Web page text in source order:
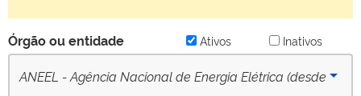
Órgão ou entidade Ativos Inativos
ANEEL - Agência Nacional de Energia Elétrica (desde